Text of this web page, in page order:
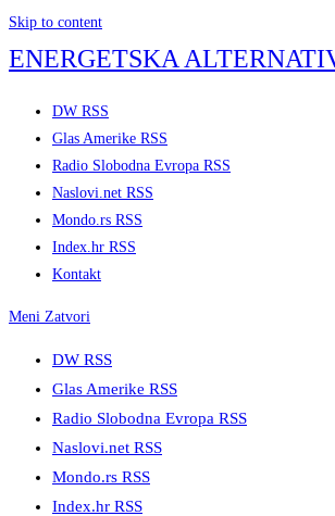
Skip to content
ENERGETSKA
DW RSS
Glas Amerike RSS
Radio Slobodna Evropa RSS
Naslovi.net RSS
Mondo.rs RSS
Index.hr RSS
Kontakt
Meni Zatvori
DW RSS
Glas Amerike RSS
Radio Slobodna Evropa RSS
Naslovi.net RSS
Mondo.rs RSS
Index.hr RSS